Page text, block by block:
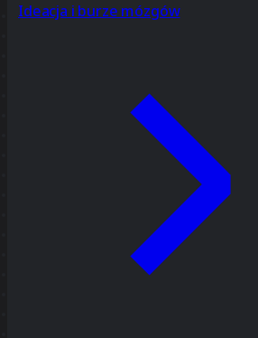
Ideacja i burze mózgów